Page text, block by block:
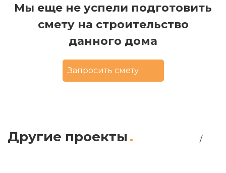
Мы еще не успели подготовить
смету на строительство
данного дома
Запросить смету
Другие проекты /